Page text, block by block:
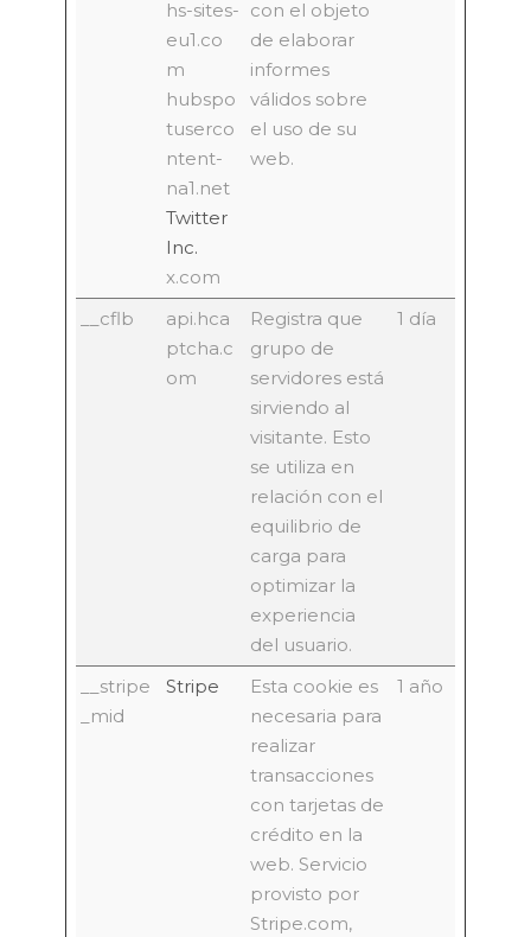
hs-sites-
eu1.co
m
hubspo
tuserco
ntent-
na1.net
Twitter
Inc.
x.com
con el objeto
de elaborar
informes
válidos sobre
el uso de su
web.
__cflb
api.hca
ptcha.c
om
Registra que
grupo de
servidores está
sirviendo al
visitante. Esto
se utiliza en
relación con el
equilibrio de
carga para
optimizar la
experiencia
del usuario.
1 día
__stripe
_mid
Stripe
Esta cookie es
necesaria para
realizar
transacciones
con tarjetas de
crédito en la
web. Servicio
provisto por
Stripe.com,
1 año